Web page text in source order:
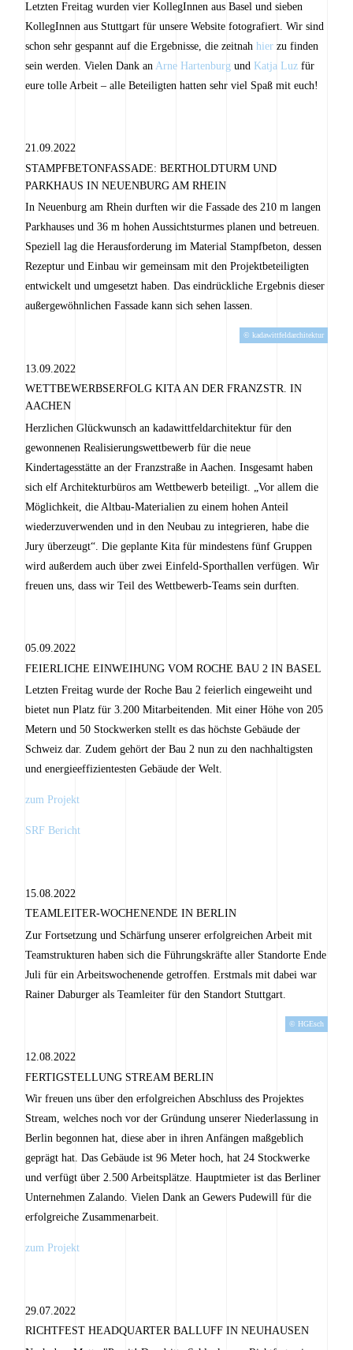
Letzten Freitag wurden vier KollegInnen aus Basel und sieben
KollegInnen aus Stuttgart für unsere Website fotografiert. Wir sind
schon sehr gespannt auf die Ergebnisse, die zeitnah hier zu finden
sein werden. Vielen Dank an Arne Hartenburg und Katja Luz für
eure tolle Arbeit – alle Beteiligten hatten sehr viel Spaß mit euch!
21.09.2022
STAMPFBETONFASSADE: BERTHOLDTURM UND
PARKHAUS IN NEUENBURG AM RHEIN
In Neuenburg am Rhein durften wir die Fassade des 210 m langen
Parkhauses und 36 m hohen Aussichtsturmes planen und betreuen.
Speziell lag die Herausforderung im Material Stampfbeton, dessen
Rezeptur und Einbau wir gemeinsam mit den Projektbeteiligten
entwickelt und umgesetzt haben. Das eindrückliche Ergebnis dieser
außergewöhnlichen Fassade kann sich sehen lassen.
© kadawittfeldarchitektur
13.09.2022
WETTBEWERBSERFOLG KITA AN DER FRANZSTR. IN
AACHEN
Herzlichen Glückwunsch an kadawittfeldarchitektur für den
gewonnenen Realisierungswettbewerb für die neue
Kindertagesstätte an der Franzstraße in Aachen. Insgesamt haben
sich elf Architekturbüros am Wettbewerb beteiligt. „Vor allem die
Möglichkeit, die Altbau-Materialien zu einem hohen Anteil
wiederzuverwenden und in den Neubau zu integrieren, habe die
Jury überzeugt“. Die geplante Kita für mindestens fünf Gruppen
wird außerdem auch über zwei Einfeld-Sporthallen verfügen. Wir
freuen uns, dass wir Teil des Wettbewerb-Teams sein durften.
05.09.2022
FEIERLICHE EINWEIHUNG VOM ROCHE BAU 2 IN BASEL
Letzten Freitag wurde der Roche Bau 2 feierlich eingeweiht und
bietet nun Platz für 3.200 Mitarbeitenden. Mit einer Höhe von 205
Metern und 50 Stockwerken stellt es das höchste Gebäude der
Schweiz dar. Zudem gehört der Bau 2 nun zu den nachhaltigsten
und energieeffizientesten Gebäude der Welt.
zum Projekt
SRF Bericht
15.08.2022
TEAMLEITER-WOCHENENDE IN BERLIN
Zur Fortsetzung und Schärfung unserer erfolgreichen Arbeit mit
Teamstrukturen haben sich die Führungskräfte aller Standorte Ende
Juli für ein Arbeitswochenende getroffen. Erstmals mit dabei war
Rainer Daburger als Teamleiter für den Standort Stuttgart.
© HGEsch
12.08.2022
FERTIGSTELLUNG STREAM BERLIN
Wir freuen uns über den erfolgreichen Abschluss des Projektes
Stream, welches noch vor der Gründung unserer Niederlassung in
Berlin begonnen hat, diese aber in ihren Anfängen maßgeblich
geprägt hat. Das Gebäude ist 96 Meter hoch, hat 24 Stockwerke
und verfügt über 2.500 Arbeitsplätze. Hauptmieter ist das Berliner
Unternehmen Zalando. Vielen Dank an Gewers Pudewill für die
erfolgreiche Zusammenarbeit.
zum Projekt
29.07.2022
RICHTFEST HEADQUARTER BALLUFF IN NEUHAUSEN